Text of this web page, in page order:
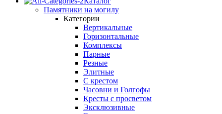
Памятники на могилу
Категории
Вертикальные
Горизонтальные
Комплексы
Парные
Резные
Элитные
С крестом
Часовни и Голгофы
Кресты с просветом
Эксклюзивные